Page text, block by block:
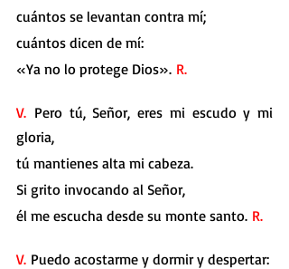
cuántos se levantan contra mí;
cuántos dicen de mí:
«Ya no lo protege Dios». R.
V. Pero tú, Señor, eres mi escudo y mi
gloria,
tú mantienes alta mi cabeza.
Si grito invocando al Señor,
él me escucha desde su monte santo. R.
V. Puedo acostarme y dormir y despertar: